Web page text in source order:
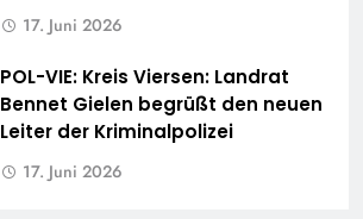
17. Juni 2026
POL-VIE: Kreis Viersen: Landrat
Bennet Gielen begrüßt den neuen
Leiter der Kriminalpolizei
17. Juni 2026